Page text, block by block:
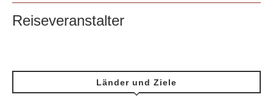
Reiseveranstalter
Länder und Ziele